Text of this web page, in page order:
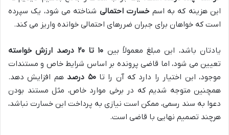
این هزینه که به اسم خسارت احتمالی شناخته می شود، یک سپرده
است که خواهان برای جبران ضررهای احتمالی خوانده واریز می کند.
یادتان باشد، این مبلغ معمولاً بین ۱۰ تا ۲۰ درصد ارزش خواسته
تعیین می شود، اما قاضی پرونده بر اساس شرایط خاص و مستندات
موجود، این اختیار را دارد که آن را تا۵۰ درصد
هم افزایش دهد.
همچنین متوجه شدیم که در برخی موارد خاص، مثل مستند بودن
دعوا به سند رسمی، ممکن است نیازی به پرداخت این خسارت نباشد،
هرچند تصمیم نهایی با قاضی است.